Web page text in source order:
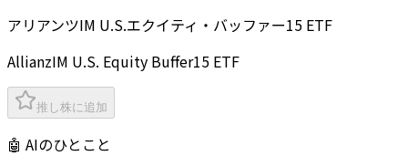
アリアンツIM U.S.エクイティ・バッファー15 ETF
AllianzIM U.S. Equity Buffer15 ETF
推し株に追加
🤖 AIのひとこと